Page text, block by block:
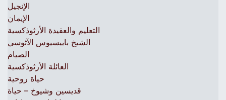
الإنجيل
الإيمان
التعليم والعقيدة الأرثوذكسية
الشيخ باييسيوس الآثوسي
الصيام
العائلة الأرثوذكسية
حياة روحية
قديسين وشيوخ – حياة